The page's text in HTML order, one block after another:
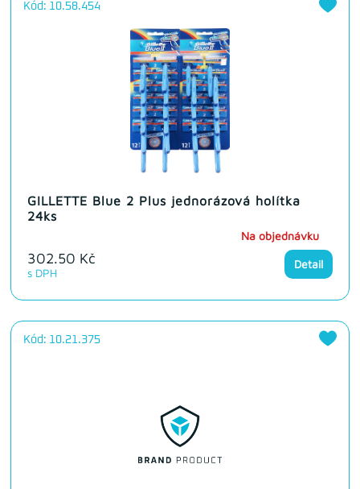
Kód: 10.58.454
GILLETTE Blue 2 Plus jednorázová holítka
24ks
302.50 Kč
s DPH
Na objednávku
Detail
Kód: 10.21.375